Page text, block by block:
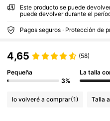
Este producto se puede
puede devolver durante el
Pagos seguros · Protección de
4,65 (58)
Pequeña
3%
La talla
lo volveré a comprar(1) Talla